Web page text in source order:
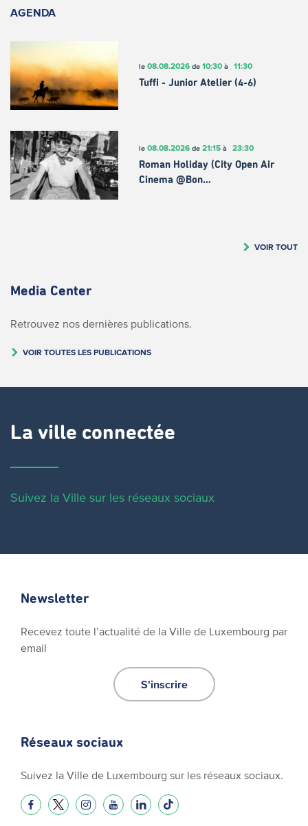
AGENDA
le 08.08.2026de 10:30à 11:30
Tuffi - Junior Atelier (4-6)
le 08.08.2026de 21:15à 23:30
Roman Holiday (City Open Air
Cinema @Bon…
VOIR TOUT
Media Center
Retrouvez nos dernières publications.
VOIR TOUTES LES PUBLICATIONS
La ville connectée
Suivez la Ville sur les réseaux sociaux
Newsletter
Recevez toute l’actualité de la Ville de Luxembourg par
email
S'inscrire
Réseaux sociaux
Suivez la Ville de Luxembourg sur les réseaux sociaux.